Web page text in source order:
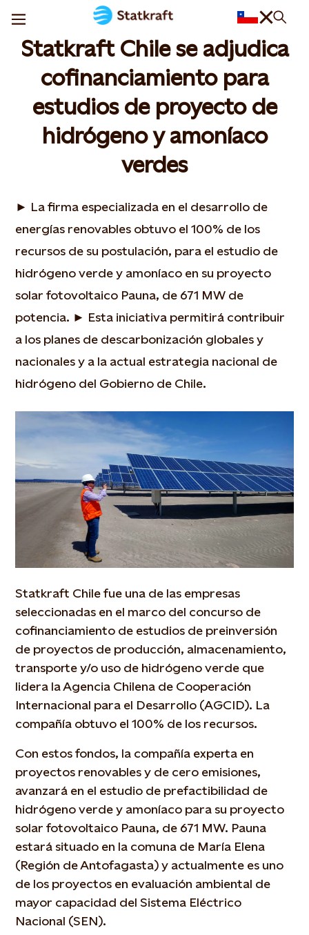
Statkraft Chile se adjudica
cofinanciamiento para
estudios de proyecto de
hidrógeno y amoníaco
verdes
► La firma especializada en el desarrollo de
energías renovables obtuvo el 100% de los
recursos de su postulación, para el estudio de
hidrógeno verde y amoníaco en su proyecto
solar fotovoltaico Pauna, de 671 MW de
potencia. ► Esta iniciativa permitirá contribuir
a los planes de descarbonización globales y
nacionales y a la actual estrategia nacional de
hidrógeno del Gobierno de Chile.
Statkraft Chile fue una de las empresas
seleccionadas en el marco del concurso de
cofinanciamiento de estudios de preinversión
de proyectos de producción, almacenamiento,
transporte y/o uso de hidrógeno verde que
lidera la Agencia Chilena de Cooperación
Internacional para el Desarrollo (AGCID). La
compañía obtuvo el 100% de los recursos.
Con estos fondos, la compañía experta en
proyectos renovables y de cero emisiones,
avanzará en el estudio de prefactibilidad de
hidrógeno verde y amoníaco para su proyecto
solar fotovoltaico Pauna, de 671 MW. Pauna
estará situado en la comuna de María Elena
(Región de Antofagasta) y actualmente es uno
de los proyectos en evaluación ambiental de
mayor capacidad del Sistema Eléctrico
Nacional (SEN).